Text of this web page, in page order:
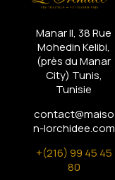
Manar II, 38 Rue
Mohedin Kelibi,
(près du Manar
City) Tunis,
Tunisie
contact@maiso
n-lorchidee.com
+(216) 99 45 45
80